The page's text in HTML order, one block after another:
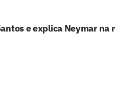
e explica Neymar na